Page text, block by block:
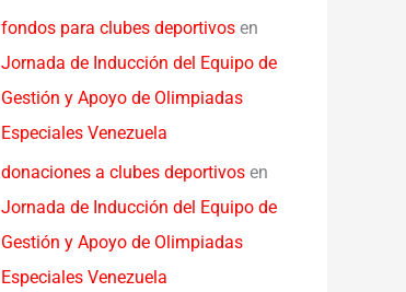
fondos para clubes deportivos en
Jornada de Inducción del Equipo de
Gestión y Apoyo de Olimpiadas
Especiales Venezuela
donaciones a clubes deportivos en
Jornada de Inducción del Equipo de
Gestión y Apoyo de Olimpiadas
Especiales Venezuela